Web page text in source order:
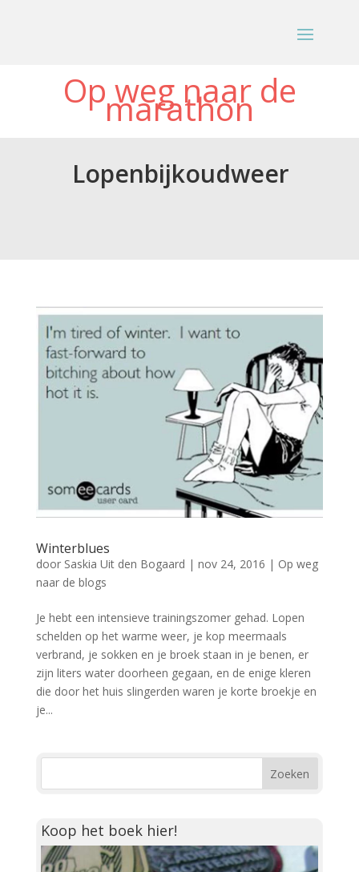
Op weg naar de
marathon
Lopenbijkoudweer
Winterblues
door Saskia Uit den Bogaard | nov 24, 2016 | Op weg
naar de blogs
Je hebt een intensieve trainingszomer gehad. Lopen
schelden op het warme weer, je kop meermaals
verbrand, je sokken en je broek staan in je benen, er
zijn liters water doorheen gegaan, en de enige kleren
die door het huis slingerden waren je korte broekje en
je...
Koop het boek hier!